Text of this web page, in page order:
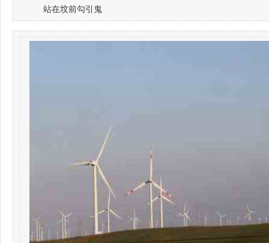
站在坟前勾引鬼